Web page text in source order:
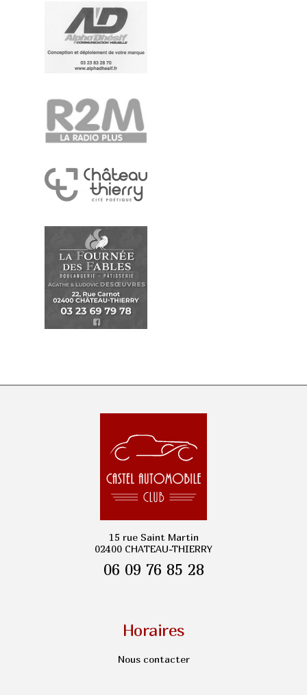
15 rue Saint Martin
02400 CHATEAU-THIERRY
06 09 76 85 28
Horaires
Nous contacter